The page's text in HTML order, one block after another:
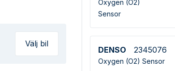
Välj bil
Oxygen (O2)
Sensor
DENSO 2345076
Oxygen (O2) Sensor